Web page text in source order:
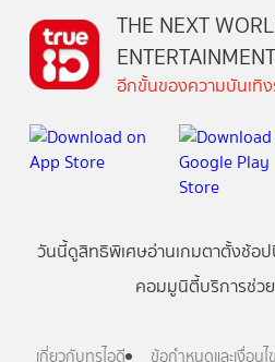
THE NEXT
ENTERTAINMENT
อีกขั้นของความบันเทิ
วันนี้ดูสิทธิพิเศษอ่านเกมตาตั้งช้อ
คอมมูนิตี้บริการช่ว